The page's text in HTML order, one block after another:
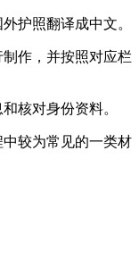
护照翻译成中文。
作，并按照对应栏
核对身份资料。
较为常见的一类材